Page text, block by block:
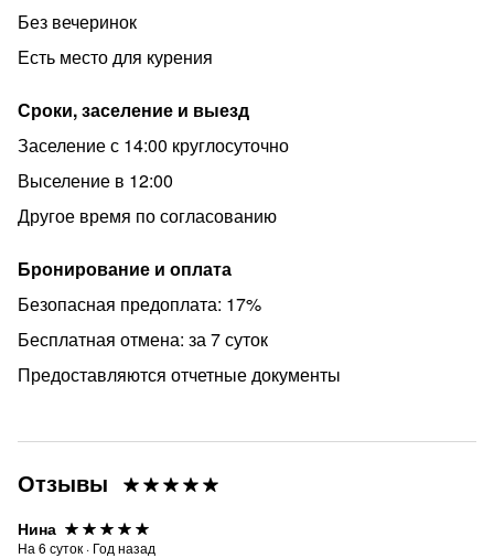
Без вечеринок
Есть место для курения
Сроки, заселение и выезд
Заселение с 14:00 круглосуточно
Выселение в 12:00
Другое время по согласованию
Бронирование и оплата
Безопасная предоплата: 17%
Бесплатная отмена: за 7 суток
Предоставляются отчетные документы
Отзывы
Нина
На 6 суток · Год назад